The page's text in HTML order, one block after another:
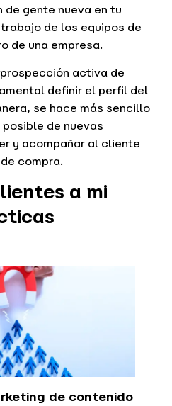
gente nueva en tu
de los equipos de
de una empresa.
activa de
definir el perfil del
se hace más sencillo
de nuevas
y acompañar al cliente
compra.
a mi
de contenido